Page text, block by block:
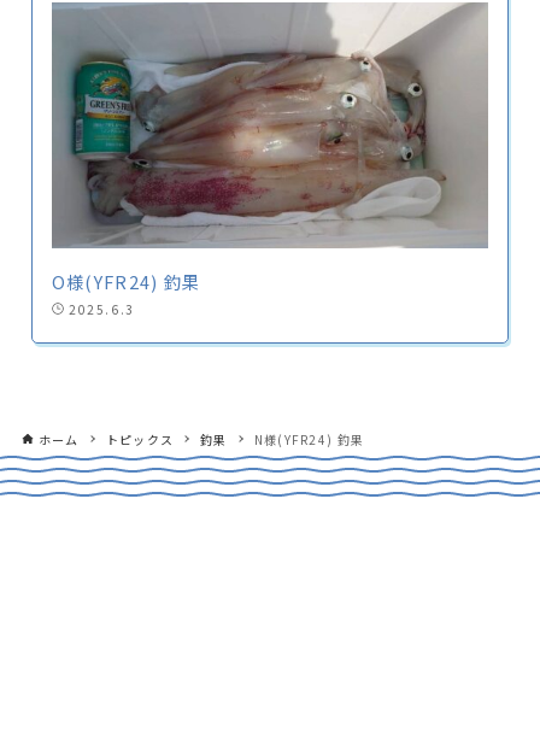
O様(YFR24) 釣果
2025.6.3
ホーム トピックス 釣果 N様(YFR24) 釣果